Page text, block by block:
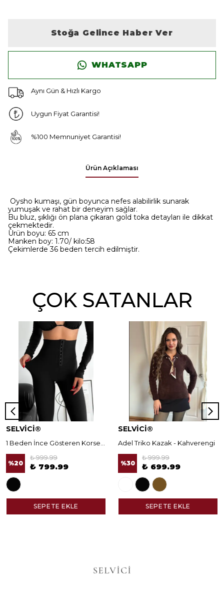
Stoğa Gelince Haber Ver
WHATSAPP
Aynı Gün & Hızlı Kargo
Uygun Fiyat Garantisi!
%100 Memnuniyet Garantisi!
Ürün Açıklaması
Oysho kumaşı, gün boyunca nefes alabilirlik sunarak
yumuşak ve rahat bir deneyim sağlar.
Bu bluz, şıklığı ön plana çıkaran gold toka detayları ile dikkat
çekmektedir.
Ürün boyu: 65 cm
Manken boy: 1.70/ kilo:58
Çekimlerde 36 beden tercih edilmiştir.
ÇOK SATANLAR
SELVİCİ®
%20
₺ 999.99
₺ 799.99
SEPETE EKLE
SELVİCİ®
Adel Triko Kazak - Kahverengi
%30
₺ 999.99
₺ 699.99
SEPETE EKLE